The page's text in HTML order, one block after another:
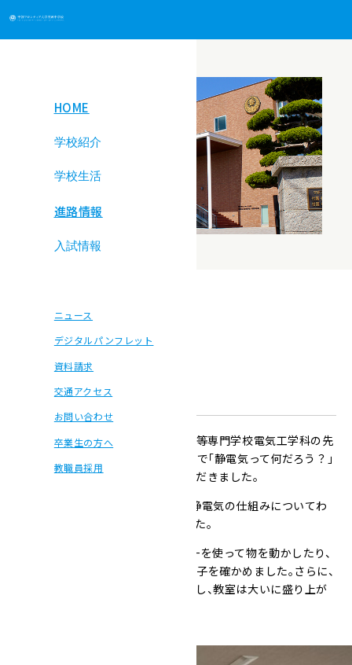
HOME
学校紹介
学校紹介トップ
教育方針
施設紹介・沿革
学校生活
学校生活トップ
年間行事
生徒の声
進路情報
入試情報
小学生対象イベ
ント
ニュース
デジタルパンフレット
資料請求
交通アクセス
お問い合わせ
卒業生の方へ
教職員採用
2025.11.21
宇部高専 出前授業
１１月１９日（水）に宇部工業高等専門学校電気工学科の先
年生対象で「静電気って何だろう？」
をテーマに出前授業をしていただきました。
授業では、クイズを交えながら静電気の仕組みについてわ
かりやすく教えていただきました。
実験では、ティッシュやストローを使って物を動かしたり、
バンデグラフで電気がたまる様子を確かめました。さらに、
全員で電気が伝わる感覚を体験し、教室は大いに盛り上が